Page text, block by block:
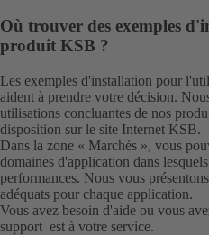
Où trouver des exemples
produit KSB ?
Les exemples d'installation pour
aident à prendre votre décision.
utilisations concluantes de nos
disposition sur le site Internet KSB.
Dans la zone « Marchés », vous
domaines d'application dans
performances. Nous vous
adéquats pour chaque application.
Vous avez besoin d'aide ou vous
support est à votre service.